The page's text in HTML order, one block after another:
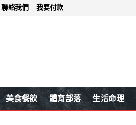
聯絡我們 我要付款
美食餐飲 體育部落 生活命理